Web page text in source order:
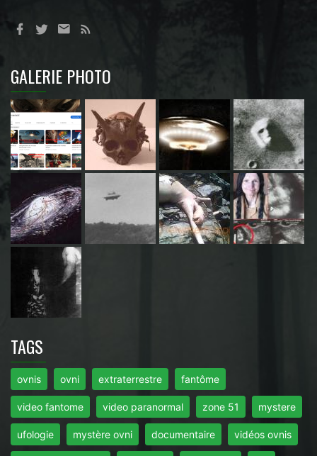
GALERIE PHOTO
TAGS
ovnis ovni extraterrestre fantôme
video fantome video paranormal zone 51 mystere
ufologie mystère ovni documentaire vidéos ovnis